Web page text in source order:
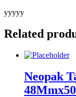
yyyyy
Related
Neopak